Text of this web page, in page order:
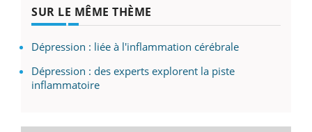
SUR LE MÊME THÈME
Dépression : liée à l'inflammation cérébrale
Dépression : des experts explorent la piste
inflammatoire